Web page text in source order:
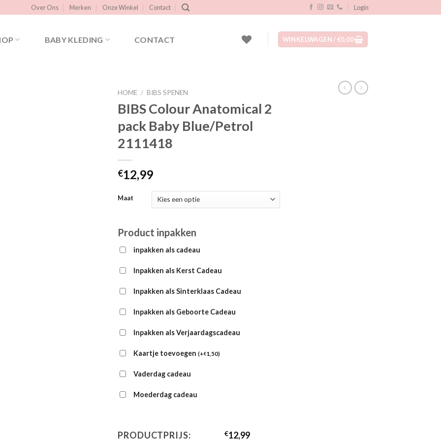
Over Ons Merken Onze Winkel Contact Login
BABY KLEDING CONTACT WINKELWAGEN /€0,00
HOME / BIBS SPENEN
BIBS Colour Anatomical 2
pack Baby Blue/Petrol
2111418
€12,99
Maat
Product inpakken
inpakken als cadeau
Inpakken als Kerst Cadeau
Inpakken als Sinterklaas Cadeau
Inpakken als Geboorte Cadeau
Inpakken als Verjaardagscadeau
Kaartje toevoegen (+€1,50)
Vaderdag cadeau
Moederdag cadeau
PRODUCTPRIJS: €12,99